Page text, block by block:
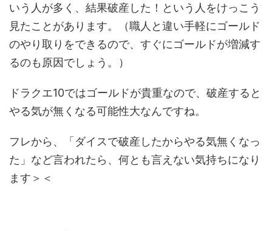
いう人が多く、結果破産した！という人をけっこう
見たことがあります。（職人と違い手軽にゴールド
のやり取りをできるので、すぐにゴールドが増減す
るのも原因でしょう。）
ドラクエ10ではゴールドが貴重なので、破産すると
やる気が無くなる可能性大なんですね。
フレから、「ダイスで破産したからやる気無くなっ
た」など言われたら、何とも言えない気持ちになり
ます＞＜